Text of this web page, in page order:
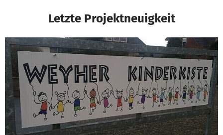
Letzte Projektneuigkeit